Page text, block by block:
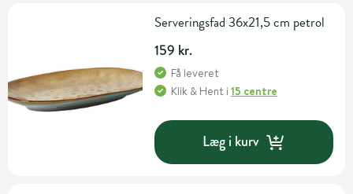
Serveringsfad 36x21,5 cm petrol
159 kr.
Få leveret
Klik & Hent i15 centre
Læg i kurv